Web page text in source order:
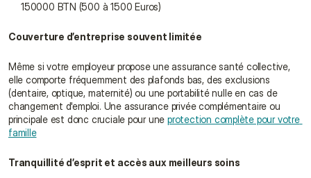
150000 BTN (500 à 1500 Euros)
Couverture d’entreprise souvent limitée
Même si votre employeur propose une assurance santé collective,
elle comporte fréquemment des plafonds bas, des exclusions
(dentaire, optique, maternité) ou une portabilité nulle en cas de
changement d'emploi. Une assurance privée complémentaire ou
principale est donc cruciale pour une protection complète pour votre
famille
Tranquillité d’esprit et accès aux meilleurs soins